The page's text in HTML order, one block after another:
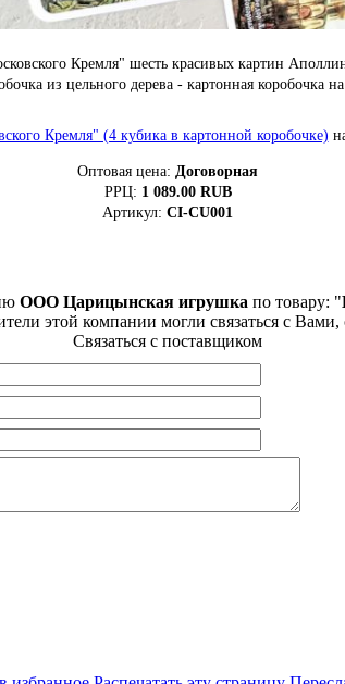
Кремля" шесть красивых картин
из цельного дерева - картонная коробочка
Кремля" (4 кубика в картонной коробочке)
Оптовая цена: Договорная
РРЦ: 1 089.00 RUB
Артикул: CI-CU001
ООО Царицынская игрушка по товару: "
этой компании могли связаться с
Связаться с поставщиком